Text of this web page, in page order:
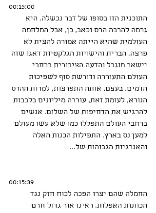
00:15:00
התוכנית הזו בסופו של דבר נכשלה. היא
גרמה להרבה הרס וכאב, כן, אבל המלחמה
העולמית שהיא הייתה אמורה להצית לא
פרצה. הברית והישויות הגלקטיות דאגו שזה
יישאר מוגבל והדעה הציבורית ברחבי
העולם התעוררה ודורשת סוף לשפיכות
הדמים. בעצם, אותה התפרצות, למרות ההרס
הנורא, לעומת זאת, עוררה מיליונים בלבבות
להרגיש את הדחיפות של השלום. אנשים
ברחבי העולם התפללו כמו שלא עשו מעולם
למען נס בארץ. התפילות הכנות האלה
והאנרגיות הגבוהות של...
00:15:39
החמלה שהם יצרו הפכה לכוח חזק נגד
הכוונות האפלות. ראינו אור גדול זורם